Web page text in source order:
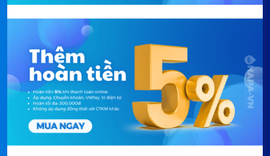
– Tần số: Tần số: 50/60 Hz
TỔNG QUAN